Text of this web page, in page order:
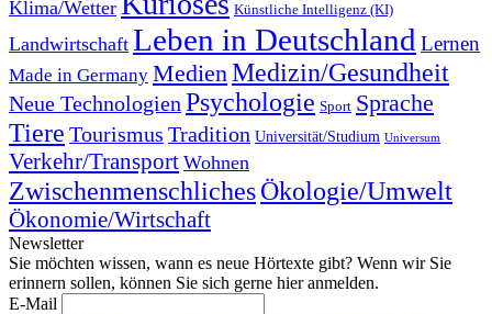
Klima/Wetter Künstliche Intelligenz (KI)
Landwirtschaft Leben in Deutschland Lernen
Made in Germany Medien Medizin/Gesundheit
Neue Technologien Psychologie Sport Sprache
Tiere Tourismus Tradition Universität/Studium Universum
Verkehr/Transport Wohnen
ZwischenmenschlichesÖkologie/Umwelt
Ökonomie/Wirtschaft
Newsletter
Sie möchten wissen, wann es neue Hörtexte gibt? Wenn wir Sie
erinnern sollen, können Sie sich gerne hier anmelden.
E-Mail